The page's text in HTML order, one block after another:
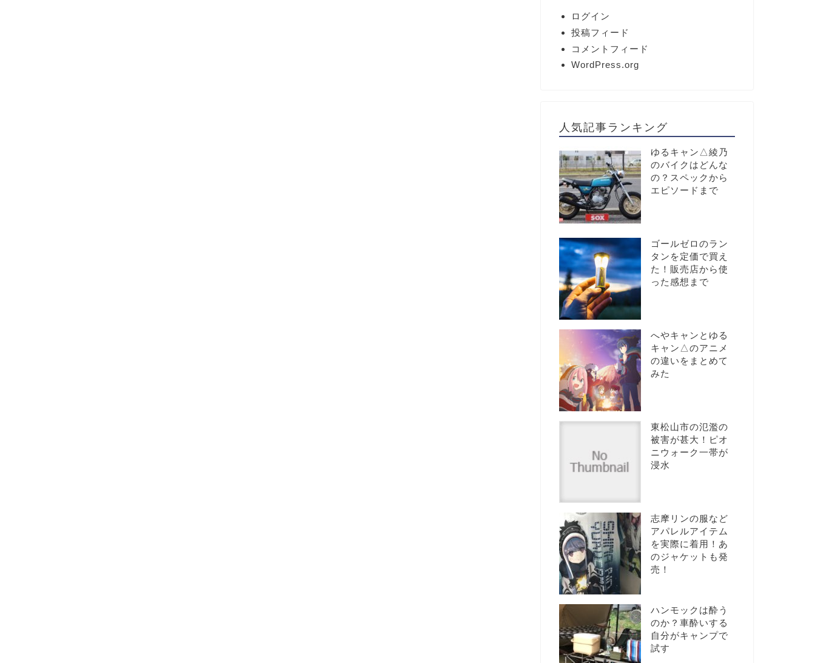
ログイン
投稿フィード
コメントフィード
WordPress.org
人気記事ランキング
ゆるキャン△綾乃
のバイクはどんな
の？スペックから
エピソードまで
ゴールゼロのラン
タンを定価で買え
た！販売店から使
った感想まで
へやキャンとゆる
キャン△のアニメ
の違いをまとめて
みた
東松山市の氾濫の
被害が甚大！ピオ
ニウォーク一帯が
浸水
志摩リンの服など
アパレルアイテム
を実際に着用！あ
のジャケットも発
売！
ハンモックは酔う
のか？車酔いする
自分がキャンプで
試す